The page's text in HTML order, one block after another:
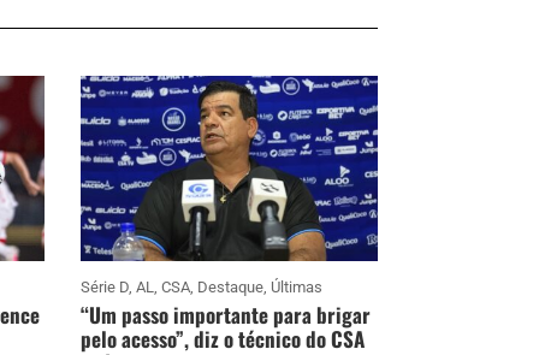
Série D,AL,CSA, Destaque, Últimas
“Um passo importante para brigar
pelo acesso”, diz o técnico do CSA